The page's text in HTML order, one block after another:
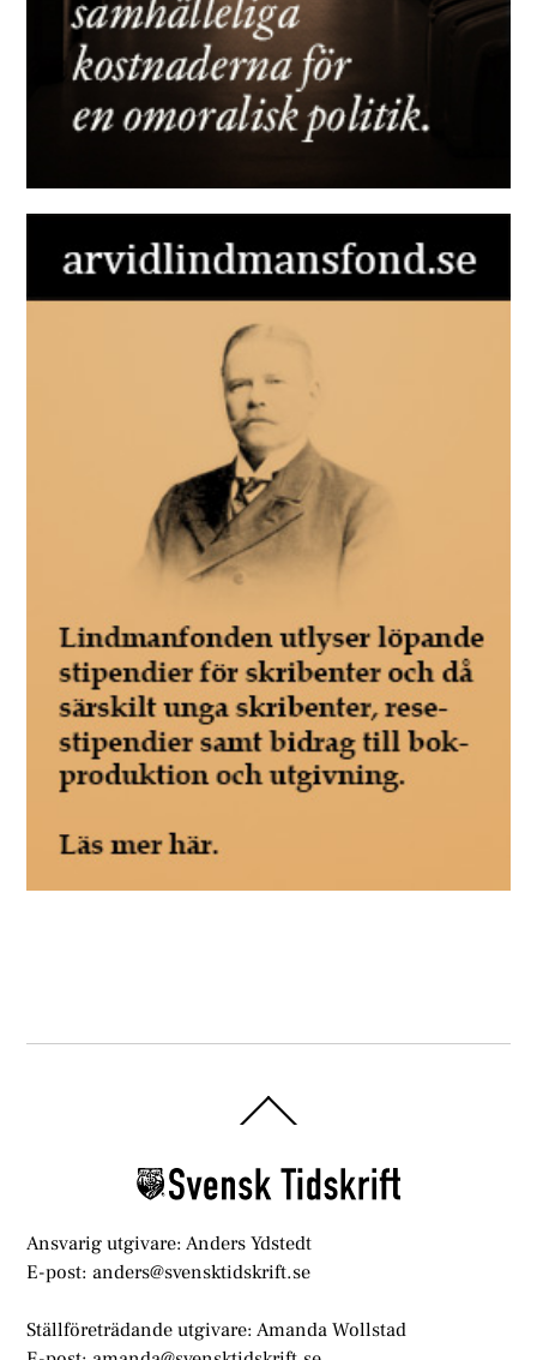
To
Ansvarig utgivare: Anders Ydstedt
E-post: anders@svensktidskrift.se
Ställföreträdande utgivare: Amanda Wollstad